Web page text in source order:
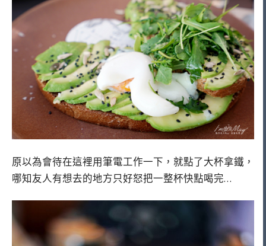
原以為會待在這裡用筆電工作一下，就點了大杯拿鐵，
哪知友人有想去的地方只好怒把一整杯快點喝完…